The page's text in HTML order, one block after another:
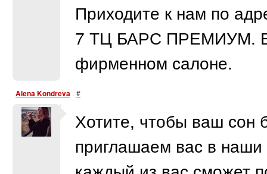
Приходите к нам по
7 ТЦ БАРС ПРЕМИУМ.
фирменном салоне.
Alena Kondreva #
Хотите, чтобы ваш сон
приглашаем вас в